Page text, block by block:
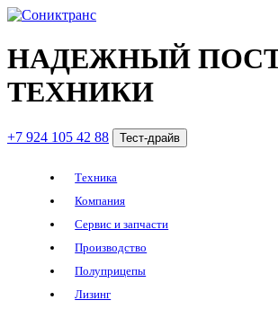
НАДЕЖНЫЙ
ТЕХНИКИ
+7 924 105 42 88 Тест-драйв
Техника
Компания
Сервис и запчасти
Производство
Полуприцепы
Лизинг